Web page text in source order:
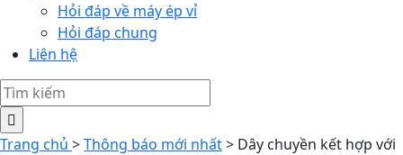
Hỏi đáp về máy ép vỉ
Hỏi đáp chung
Liên hệ
Trang chủ >Thông báo mới nhất> Dây chuyền kết hợp với